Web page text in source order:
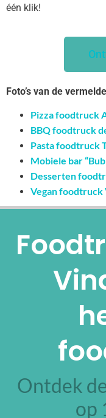
één klik!
Foto’s van de
Pizza foodtruck
BBQ foodtruck
Pasta foodtruck
Mobiele bar
Desserten
Vegan
Ontdek
op